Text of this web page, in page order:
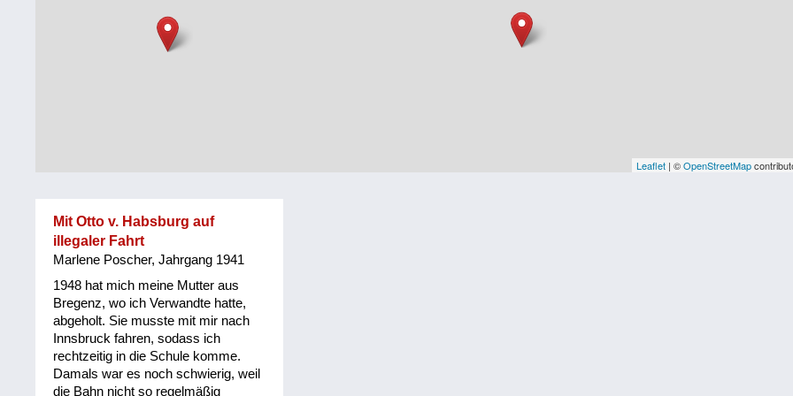
Steiermark
Tirol
Fluchtgeschichten
Staatsvertrag
Wohnen
sonstiges
Leaflet | ©OpenStreetMap
Mit Otto v. Habsburg auf
illegaler Fahrt
Marlene Poscher, Jahrgang 1941
1948 hat mich meine Mutter aus
Bregenz, wo ich Verwandte hatte,
abgeholt. Sie musste mit mir nach
Innsbruck fahren, sodass ich
rechtzeitig in die Schule komme.
Damals war es noch schwierig, weil
die Bahn nicht so regelmäßig